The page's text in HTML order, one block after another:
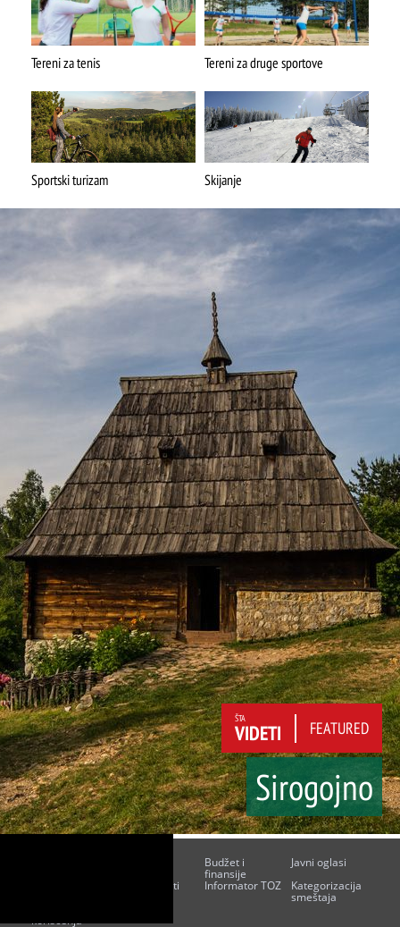
Tereni za tenis Tereni za druge sportove
Sportski turizam Skijanje
ŠTA
VIDETI FEATURED
Mokra gora
ŠTA
VIDETI FEATURED
Sirogojno
Budžet i
finansije
Javni oglasi
Poslovni akti Informator TOZ Kategorizacija
smeštaja
korišćenja